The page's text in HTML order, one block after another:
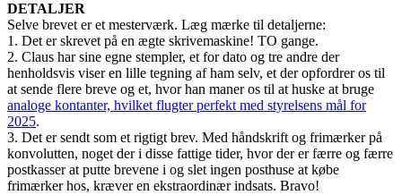
DETALJER
Selve brevet er et mesterværk. Læg mærke til detaljerne:
1. Det er skrevet på en ægte skrivemaskine! TO gange.
2. Claus har sine egne stempler, et for dato og tre andre der
henholdsvis viser en lille tegning af ham selv, et der opfordrer os til
at sende flere breve og et, hvor han maner os til at huske at bruge
analoge kontanter, hvilket flugter perfekt med styrelsens mål for
2025.
3. Det er sendt som et rigtigt brev. Med håndskrift og frimærker på
konvolutten, noget der i disse fattige tider, hvor der er færre og færre
postkasser at putte brevene i og slet ingen posthuse at købe
frimærker hos, kræver en ekstraordinær indsats. Bravo!